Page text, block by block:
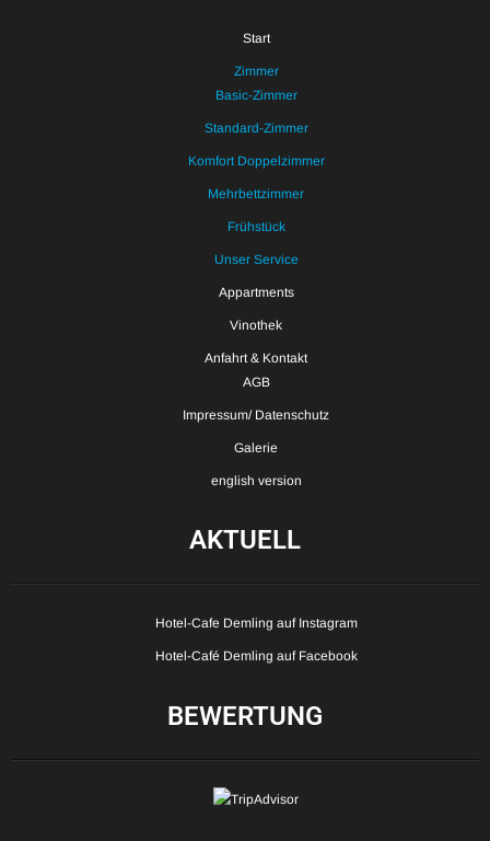
Start
Zimmer
Basic-Zimmer
Standard-Zimmer
Komfort Doppelzimmer
Mehrbettzimmer
Frühstück
Unser Service
Appartments
Vinothek
Anfahrt & Kontakt
AGB
Impressum/ Datenschutz
Galerie
english version
AKTUELL
Hotel-Cafe Demling auf Instagram
Hotel-Café Demling auf Facebook
BEWERTUNG